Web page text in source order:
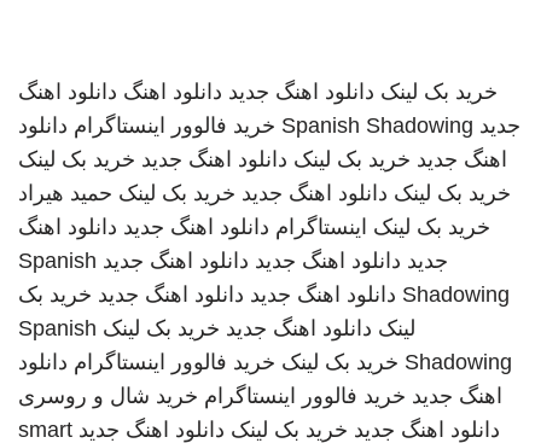
خرید بک لینک دانلود اهنگ جدید دانلود اهنگ دانلود اهنگ
جدید Spanish Shadowing خرید فالوور اینستاگرام دانلود
اهنگ جدید خرید بک لینک دانلود اهنگ جدید خرید بک لینک
خرید بک لینک دانلود اهنگ جدید خرید بک لینک حمید هیراد
خرید بک لینک اینستاگرام دانلود اهنگ جدید دانلود اهنگ
جدید دانلود اهنگ جدید دانلود اهنگ جدید Spanish
Shadowing دانلود اهنگ جدید دانلود اهنگ جدید خرید بک
لینک دانلود اهنگ جدید خرید بک لینک Spanish
Shadowing خرید بک لینک خرید فالوور اینستاگرام دانلود
اهنگ جدید خرید فالوور اینستاگرام خرید شال و روسری
دانلود اهنگ جدید خرید بک لینک دانلود اهنگ جدید smart